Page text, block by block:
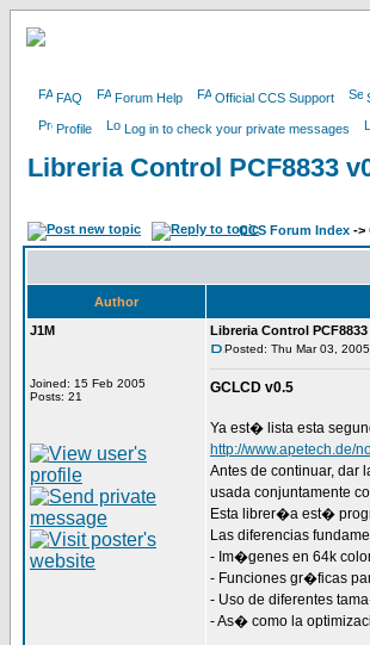
FAQ Forum Help Official CCS Support
Profile Log in to check your private messages
Libreria Control PCF8833
CCS Forum Index ->
Author
J1M
Joined: 15 Feb 2005
Posts: 21
Libreria Control
Posted: Thu Mar 03,
GCLCD v0.5
Ya est� lista esta
http://www.apetech.de/
Antes de continuar, dar
usada conjuntamente
Esta librer�a est�
Las diferencias
- Im�genes en 64k
- Funciones gr�ficas
- Uso de diferentes
- As� como la